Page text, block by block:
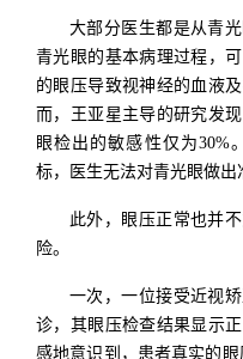
大部分医生都是从青
青光眼的基本病理过程，
的眼压导致视神经的血液
而，王亚星主导的研究发
眼检出的敏感性仅为30%
标，医生无法对青光眼做出
此外，眼压正常也并
险。
一次，一位接受近视
诊，其眼压检查结果显示
感地意识到，患者真实的